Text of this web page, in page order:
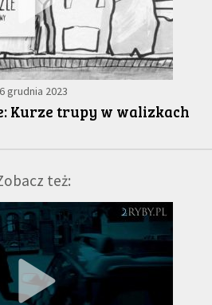
6 grudnia 2023
Kurze trupy w walizkach
też: